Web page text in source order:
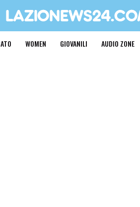
WOMEN GIOVANILI AUDIO ZONE